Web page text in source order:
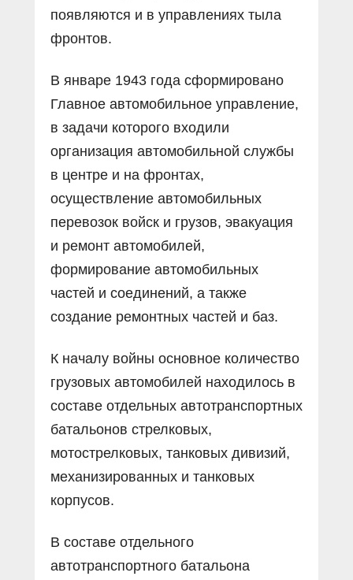
появляются и в управлениях тыла
фронтов.
В январе 1943 года сформировано
Главное автомобильное управление,
в задачи которого входили
организация автомобильной службы
в центре и на фронтах,
осуществление автомобильных
перевозок войск и грузов, эвакуация
и ремонт автомобилей,
формирование автомобильных
частей и соединений, а также
создание ремонтных частей и баз.
К началу войны основное количество
грузовых автомобилей находилось в
составе отдельных автотранспортных
батальонов стрелковых,
мотострелковых, танковых дивизий,
механизированных и танковых
корпусов.
В составе отдельного
автотранспортного батальона